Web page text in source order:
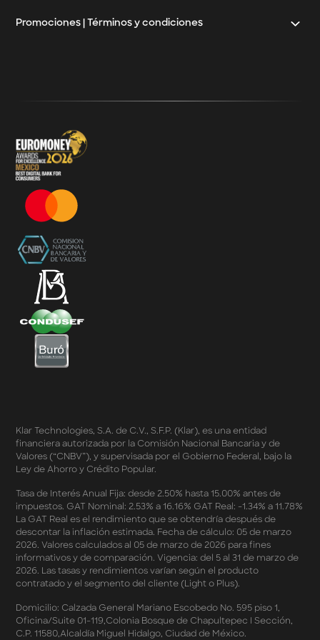
Promociones | Términos y condiciones
Términos y Condiciones - SplitK Tarjeta de Crédito No
Términos y Condiciones – Acceso a Klar Plus sin costo
Términos y Condiciones – 20% Cashback en
supermercados participantes
Términos y Condiciones Juegos de Mexico 2026
Términos y Condiciones - Amazon Prime Day 2026
Términos y Condiciones – Diferimiento de Compras
con 0% de Interés Desde App
Términos y Condiciones de Beneficios Uber Card
Powered by Klar
Klarfest - Mayo 2026
Klarfest - Día de las Madres 2026
Compra Mínima Klar Plus - SplitK 0% - Cashback
Starbucks 50% - Cashback 20% Décima Compra
Términos y Condiciones - Cashback Primera Compra
en Apple Pay
Términos y Condiciones - Mastercard te lleva a la
Términos y Condiciones – Fechas Dobles “3 de 3” 2026
Mercado Libre
Términos y Condiciones - Reducción Tasa de Interés en
Términos y Condiciones - Apartados - Tasas
Preferentes Febrero 2026
Términos y Condiciones - Programa de Cashback
AWIN
Pago de Servicios a MSI – Supermercados Enero -
Marzo 2026
Términos y Condiciones - Meses Sin Intereses y SplitK
Cashback
Términos y Condiciones Aplicables a la Tarjeta de
Klar Technologies, S.A. de C.V., S.F.P. (Klar), es una entidad
financiera autorizada por la Comisión Nacional Bancaria y de
Valores (“CNBV”), y supervisada por el Gobierno Federal, bajo la
Ley de Ahorro y Crédito Popular.
Tasa de Interés Anual Fija: desde 2.50% hasta 15.00% antes de
impuestos. GAT Nominal: 2.53% a 16.16% GAT Real: -1.34% a 11.78%
La GAT Real es el rendimiento que se obtendría después de
descontar la inflación estimada. Fecha de cálculo: 05 de marzo
2026. Valores calculados al 05 de marzo de 2026 para fines
informativos y de comparación. Vigencia: del 5 al 31 de marzo de
2026. Las tasas y rendimientos varían según el producto
contratado y el segmento del cliente (Light o Plus).
Domicilio: Calzada General Mariano Escobedo No. 595 piso 1,
Oficina/Suite 01-119,Colonia Bosque de Chapultepec I Sección,
C.P. 11580,Alcaldía Miguel Hidalgo, Ciudad de México.